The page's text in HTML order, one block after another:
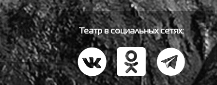
Театр в социальных сетях: